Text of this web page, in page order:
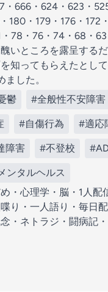
666・624・623・
・179・176・172
78・76・74・68・
いところを露呈する
知ってもらえたとし
した。
鬱 #全般性不安障害
#自傷行為 #適応
障害 #不登校
ンタルヘルス
・心理学・脳・1人配
り・一人語り・毎日
・ネトラジ・闘病記